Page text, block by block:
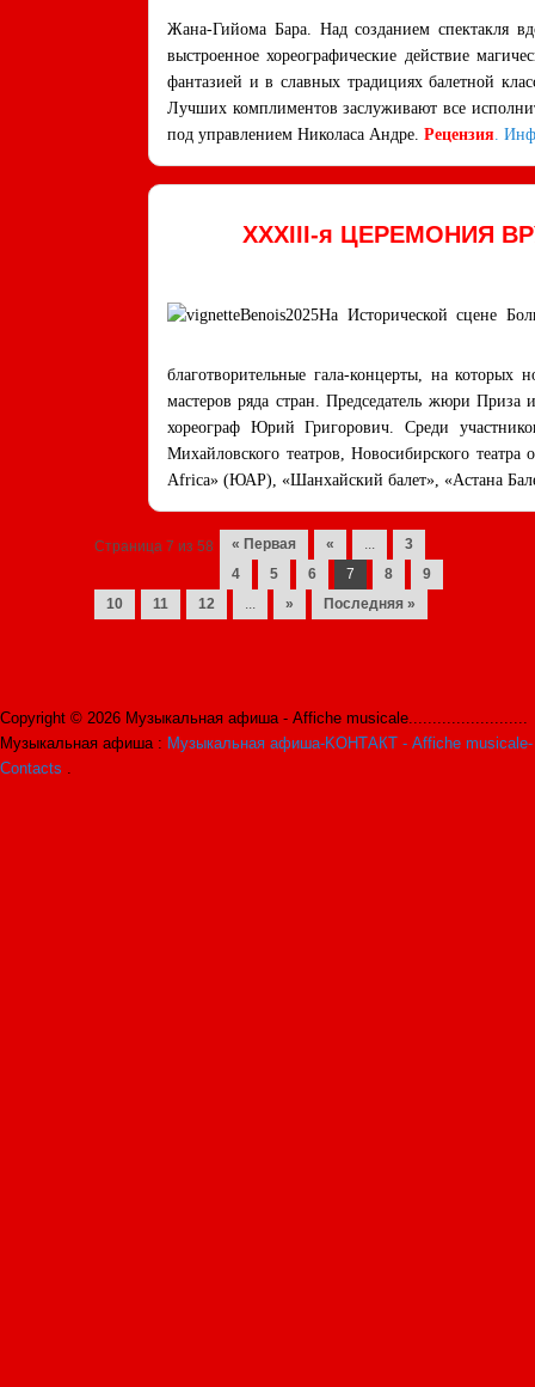
Жана-Гийома Бара. Над созданием спектакля
выстроенное хореографические действие
фантазией и в славных традициях балетной
Лучших комплиментов заслуживают все
под управлением Николаса Андре. Рецензия
XXXIII-я ЦЕРЕМОНИЯ
На Исторической сцене
благотворительные гала-концерты, на
мастеров ряда стран. Председатель жюри Приза
хореограф Юрий Григорович. Среди
Михайловского театров, Новосибирского
Africa» (ЮАР), «Шанхайский балет», «Астана
Navigation des posts
Страница 7 из 58 « Первая « ...
3
4
5 6 7 8
9
10
11 12 ... » Последняя »
Copyright © 2026 Музыкальная афиша - Affiche musicale.........................
Музыкальная афиша : Музыкальная афиша-KОНТАКТ - Affiche musicale-
Contacts .